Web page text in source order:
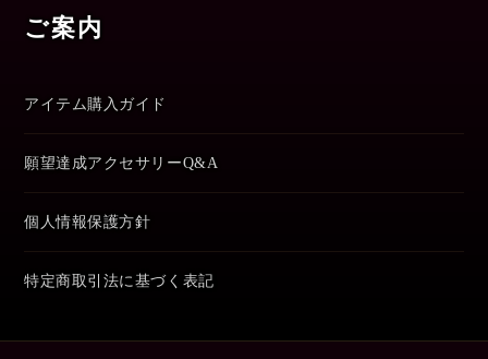
ご案内
アイテム購入ガイド
願望達成アクセサリーQ&A
個人情報保護方針
特定商取引法に基づく表記